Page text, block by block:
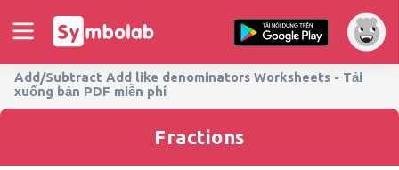
Add/Subtract Add like denominators Worksheets - Tải
xuống bản PDF miễn phí
Fractions